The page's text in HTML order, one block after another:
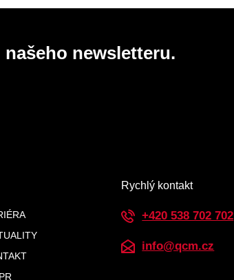
newsletteru.
Rychlý kontakt
+420 538 702 702
info@qcm.cz